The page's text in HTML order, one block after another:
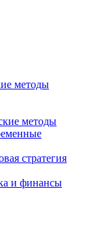
методы
методы
стратегия
и финансы